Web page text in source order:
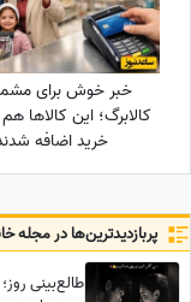
خبر خوش برای
کالابرگ؛ این کالاها
خرید اضافه
پربازدید‌ترین‌ها در مجله
طالع‌بینی